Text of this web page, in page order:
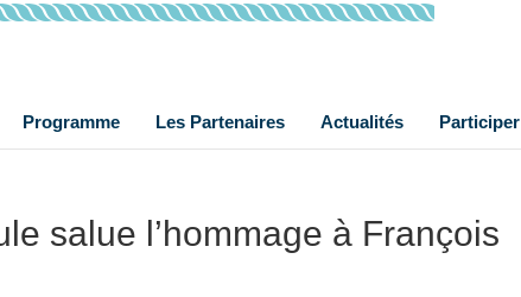
Programme Les Partenaires Actualités Participer
salue l’hommage à François